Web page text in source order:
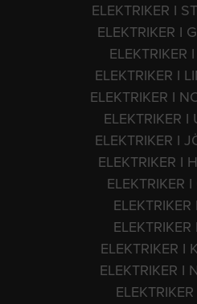
ELEKTRIKER I
ELEKTRIKER I
ELEKTRIKER
ELEKTRIKER I
ELEKTRIKER I
ELEKTRIKER
ELEKTRIKER I
ELEKTRIKER I
ELEKTRIKER
ELEKTRIKER I
ELEKTRIKER I